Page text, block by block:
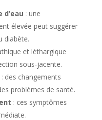
: une
élevée peut suggérer
diabète.
et léthargique
sous-jacente.
: des changements
problèmes de santé.
: ces symptômes